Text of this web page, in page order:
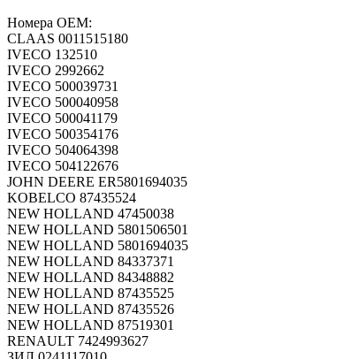
Номера ОЕМ:
CLAAS 0011515180
IVECO 132510
IVECO 2992662
IVECO 500039731
IVECO 500040958
IVECO 500041179
IVECO 500354176
IVECO 504064398
IVECO 504122676
JOHN DEERE ER5801694035
KOBELCO 87435524
NEW HOLLAND 47450038
NEW HOLLAND 5801506501
NEW HOLLAND 5801694035
NEW HOLLAND 84337371
NEW HOLLAND 84348882
NEW HOLLAND 87435525
NEW HOLLAND 87435526
NEW HOLLAND 87519301
RENAULT 7424993627